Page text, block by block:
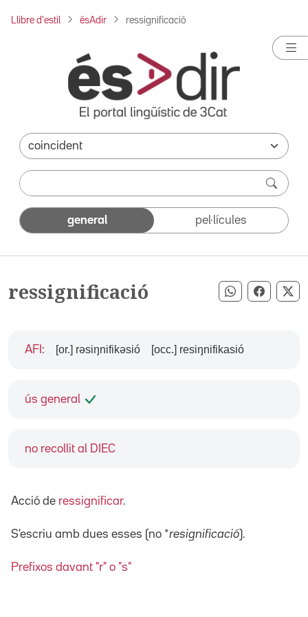
Llibre d'estil ésAdir ressignificació
general pel·lícules
ressignificació Compartir
ús general
no recollit al DIEC
AFI : [or.] rəsiŋnifikəsió [occ.] resiŋnifikasió
Acció de ressignificar.
S'escriu amb dues esses (no *resignificació).
Prefixos davant "r" o "s"